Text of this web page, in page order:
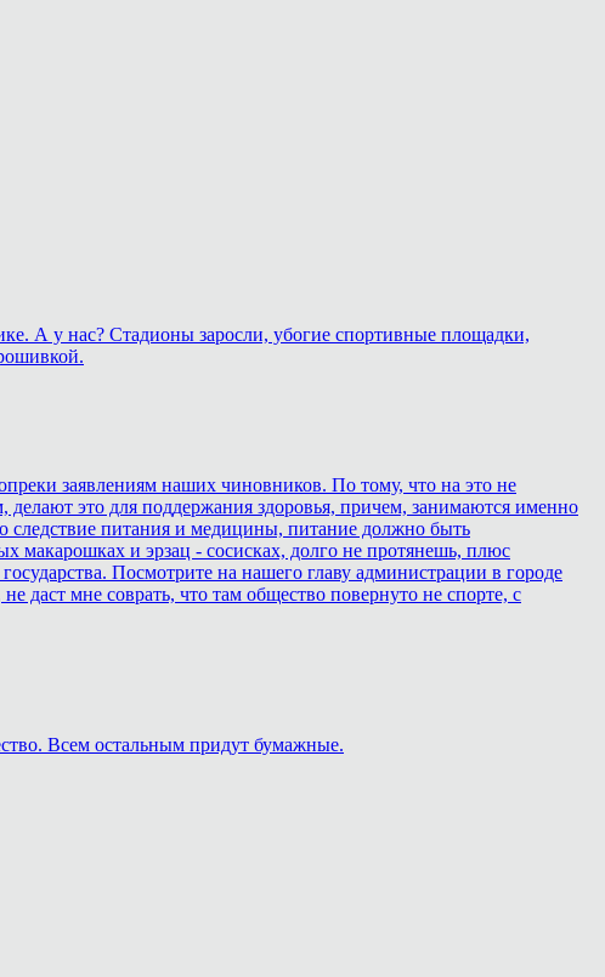
А у нас? Стадионы заросли, убогие спортивные площадки,
заявлениям наших чиновников. По тому, что на это не
это для поддержания здоровья, причем, занимаются именно
следствие питания и медицины, питание должно быть
макарошках и эрзац - сосисках, долго не протянешь, плюс
Посмотрите на нашего главу администрации в городе
даст мне соврать, что там общество повернуто не спорте, с
Всем остальным придут бумажные.